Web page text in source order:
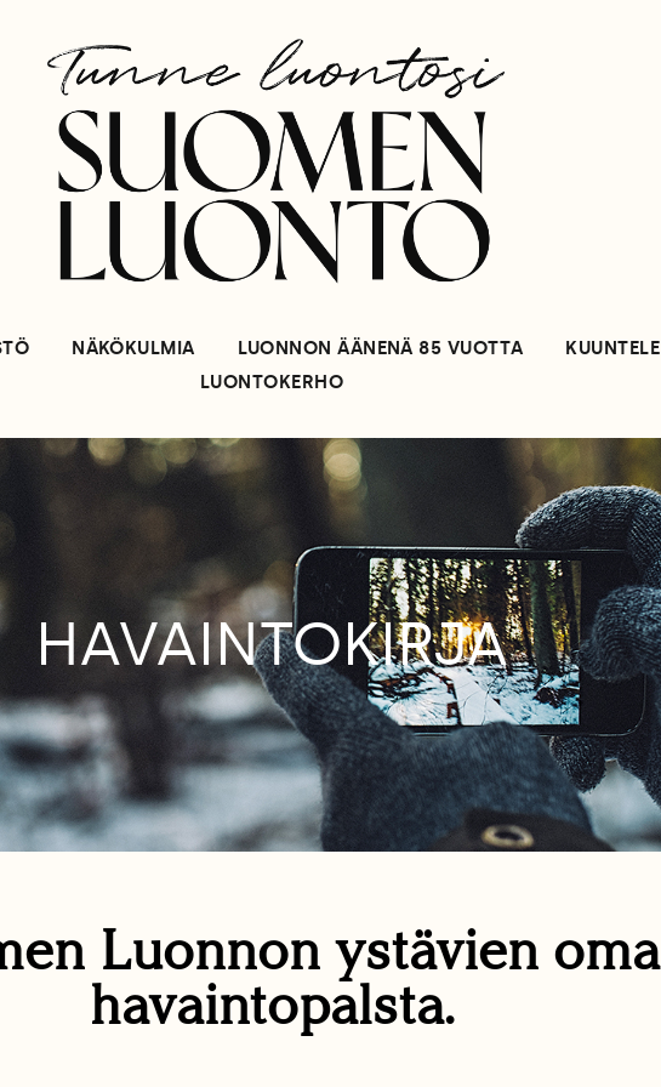
NÄKÖKULMIA LUONNON ÄÄNENÄ 85 VUOTTA KUUNTELE
LUONTOKERHO
HAVAINTOKIRJA
Luonnon ystävien oma
havaintopalsta.